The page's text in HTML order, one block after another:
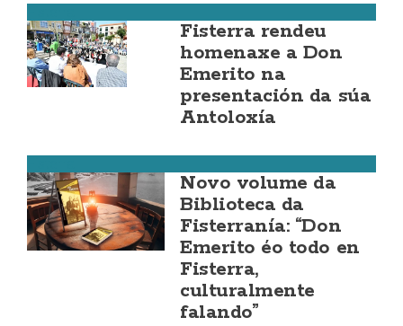
Fisterra rendeu
homenaxe a Don
Emerito na
presentación da súa
Antoloxía
Novo volume da
Biblioteca da
Fisterranía: “Don
Emerito éo todo en
Fisterra,
culturalmente
falando”